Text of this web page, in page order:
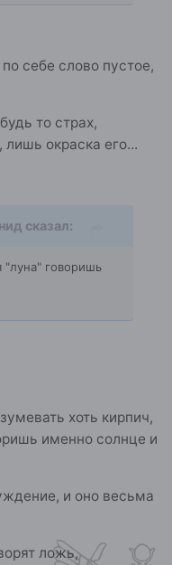
себе слово пустое,
то страх,
лишь окраска его...
сказал:
"луна" говоришь
хоть кирпич,
именно солнце и
и оно весьма
ложь,